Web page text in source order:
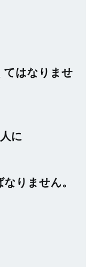
てはなりませ
に
りません。